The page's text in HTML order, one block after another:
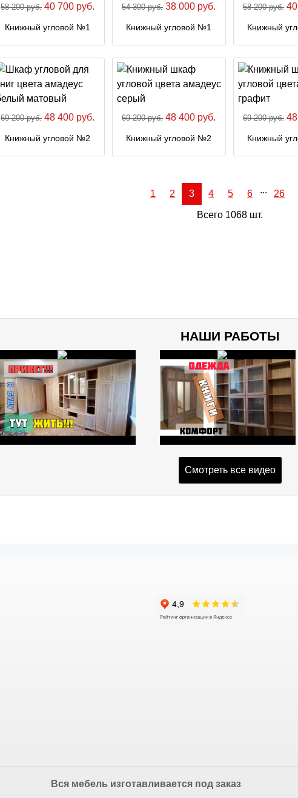
58 200 руб. 40 700 руб.
Книжный угловой №1
54 300 руб. 38 000 руб.
Книжный угловой №1
58 200 руб.
Книжный
69 200 руб. 48 400 руб.
Книжный угловой №2
69 200 руб. 48 400 руб.
Книжный угловой №2
69 200 руб.
Книжный
1 2 3 4 5 6 ... 26
Всего 1068 шт.
НАШИ РАБОТЫ
Смотреть все видео
Вся мебель изготавливается под заказ